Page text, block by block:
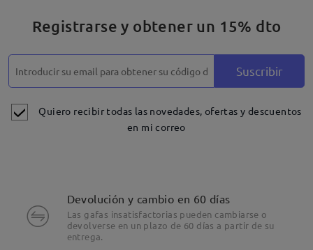
Registrarse y obtener un 15% dto
Suscribir
Quiero recibir todas las novedades, ofertas y descuentos
en mi correo
Devolución y cambio en 60 días
Las gafas insatisfactorias pueden cambiarse o
devolverse en un plazo de 60 días a partir de su
entrega.